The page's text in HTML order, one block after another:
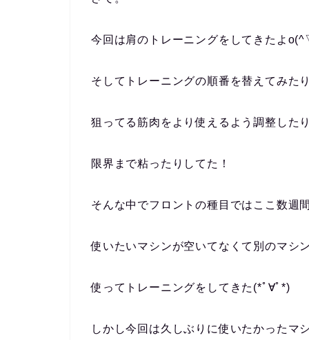
今回は肩のトレーニングをしてきたよ
そしてトレーニングの順番を替えてみたり
狙ってる筋肉をより使えるよう調整したり
限界まで粘ったりしてた！
そんな中でフロントの種目ではここ数週間
使いたいマシンが空いてなくて別のマシ
使ってトレーニングをしてきた(*ﾟ∀ﾟ*)
しかし今回は久しぶりに使いたかったマ